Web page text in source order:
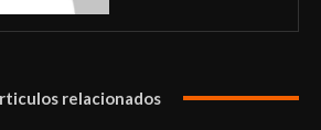
relacionados